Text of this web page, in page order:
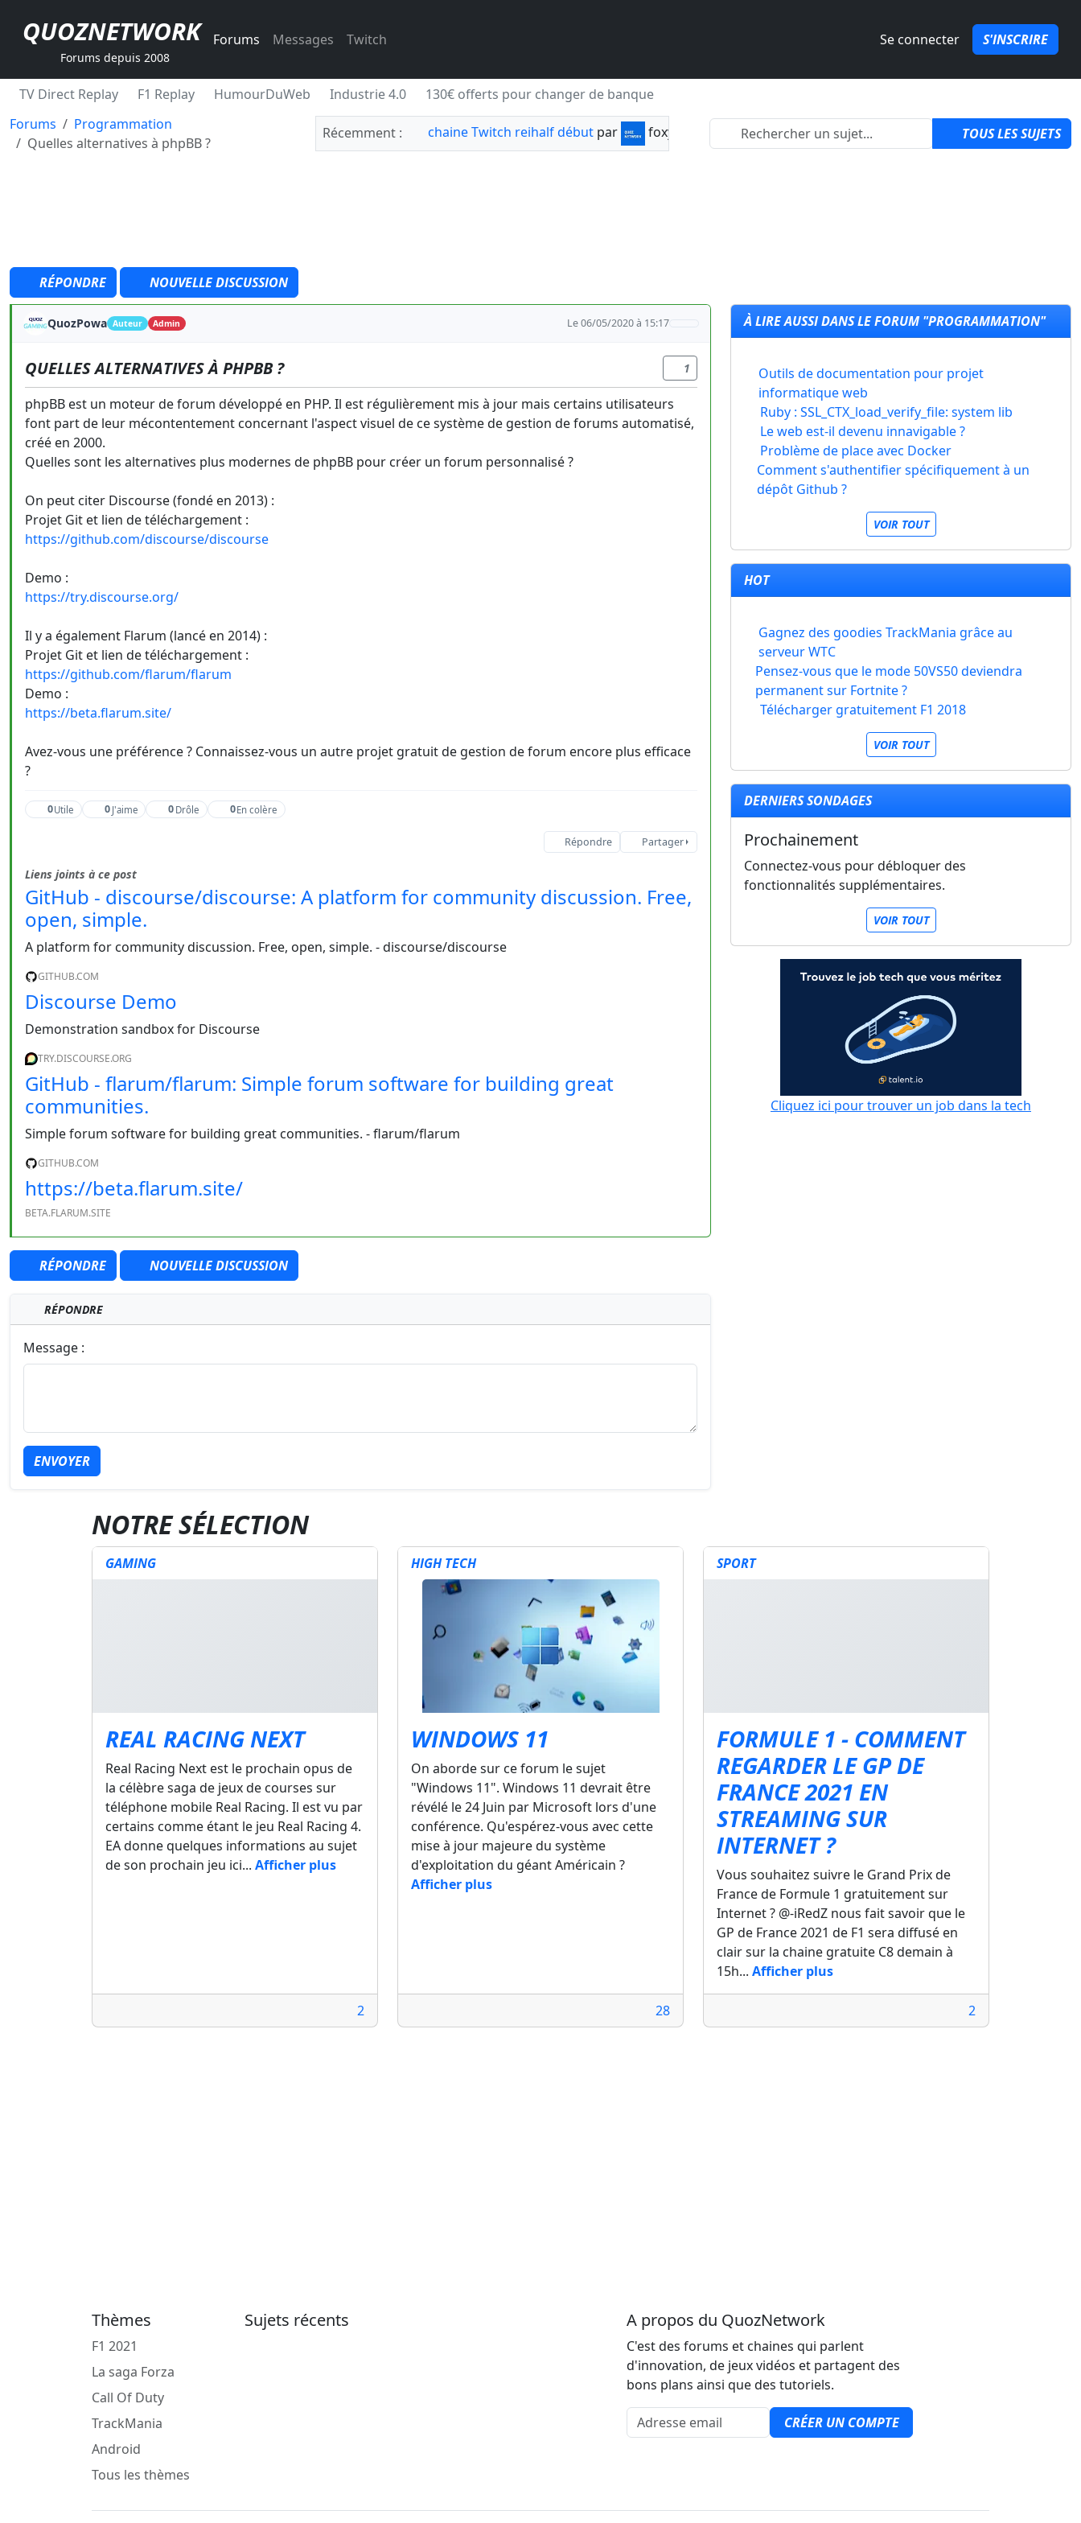
QUOZNETWORK
Forums depuis 2008
Forums Messages Twitch Se connecter S'INSCRIRE
TV Direct Replay F1 Replay HumourDuWeb Industrie 4.0
130€ offerts pour changer de banque
Forums
Programmation
Quelles alternatives à phpBB ?
Récemment : chaine Twitch reihalf début par foxylabnyy 2 TOUS LES SUJETS
RÉPONDRE NOUVELLE DISCUSSION
QuozPowa Auteur Admin Le 06/05/2020 à 15:17
QUELLES ALTERNATIVES À PHPBB ? 1
phpBB est un moteur de forum développé en PHP. Il est régulièrement mis à jour mais certains utilisateurs
font part de leur mécontentement concernant l'aspect visuel de ce système de gestion de forums automatisé,
créé en 2000.
Quelles sont les alternatives plus modernes de phpBB pour créer un forum personnalisé ?
On peut citer Discourse (fondé en 2013) :
Projet Git et lien de téléchargement :
https://github.com/discourse/discourse
Demo :
https://try.discourse.org/
Il y a également Flarum (lancé en 2014) :
Projet Git et lien de téléchargement :
https://github.com/flarum/flarum
Demo :
https://beta.flarum.site/
Avez-vous une préférence ? Connaissez-vous un autre projet gratuit de gestion de forum encore plus efficace
?
0Utile 0 J'aime 0 Drôle 0En colère
Répondre Partager
Liens joints à ce post
GitHub - discourse/discourse: A platform for community discussion. Free,
open, simple.
A platform for community discussion. Free, open, simple. - discourse/discourse
GITHUB.COM
Discourse Demo
Demonstration sandbox for Discourse
TRY.DISCOURSE.ORG
GitHub - flarum/flarum: Simple forum software for building great
communities.
Simple forum software for building great communities. - flarum/flarum
GITHUB.COM
https://beta.flarum.site/
BETA.FLARUM.SITE
RÉPONDRE NOUVELLE DISCUSSION
RÉPONDRE
Message :
ENVOYER
À LIRE AUSSI DANS LE FORUM "PROGRAMMATION"
Outils de documentation pour projet
informatique web
Ruby : SSL_CTX_load_verify_file: system lib
Le web est-il devenu innavigable ?
Problème de place avec Docker
Comment s'authentifier spécifiquement à un
dépôt Github ?
VOIR TOUT
HOT
Gagnez des goodies TrackMania grâce au
serveur WTC
Pensez-vous que le mode 50VS50 deviendra
permanent sur Fortnite ?
Télécharger gratuitement F1 2018
VOIR TOUT
DERNIERS SONDAGES
Prochainement
Connectez-vous pour débloquer des
fonctionnalités supplémentaires.
VOIR TOUT
Cliquez ici pour trouver un job dans la tech
NOTRE SÉLECTION
GAMING
REAL RACING NEXT
Real Racing Next est le prochain opus de
la célèbre saga de jeux de courses sur
téléphone mobile Real Racing. Il est vu par
certains comme étant le jeu Real Racing 4.
EA donne quelques informations au sujet
de son prochain jeu ici... Afficher plus
2
HIGH TECH
WINDOWS 11
On aborde sur ce forum le sujet
"Windows 11". Windows 11 devrait être
révélé le 24 Juin par Microsoft lors d'une
conférence. Qu'espérez-vous avec cette
mise à jour majeure du système
d'exploitation du géant Américain ?
Afficher plus
28
SPORT
FORMULE 1 - COMMENT
REGARDER LE GP DE
FRANCE 2021 EN
STREAMING SUR
INTERNET ?
Vous souhaitez suivre le Grand Prix de
France de Formule 1 gratuitement sur
Internet ? @-iRedZ nous fait savoir que le
GP de France 2021 de F1 sera diffusé en
clair sur la chaine gratuite C8 demain à
15h... Afficher plus
2
Thèmes
F1 2021
La saga Forza
Call Of Duty
TrackMania
Android
Tous les thèmes
Sujets récents A propos du QuozNetwork
C'est des forums et chaines qui parlent
d'innovation, de jeux vidéos et partagent des
bons plans ainsi que des tutoriels.
Adresse email
CRÉER UN COMPTE